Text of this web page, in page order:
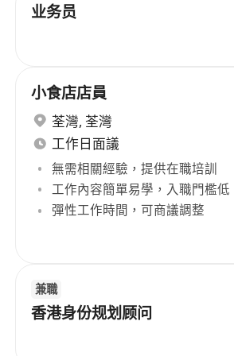
业务员
小食店店員
荃灣, 荃灣
工作日面議
無需相關經驗，提供在職培訓
工作內容簡單易學，入職門檻低
彈性工作時間，可商議調整
兼職
香港身份规划顾问